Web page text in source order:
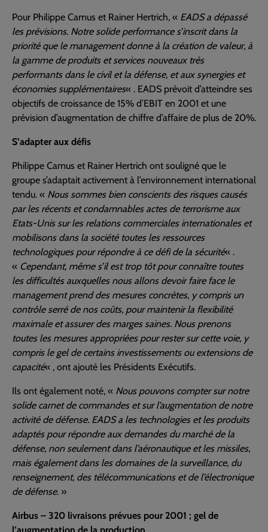
Pour Philippe Camus et Rainer Hertrich, « EADS a dépassé
les prévisions. Notre solide performance s’inscrit dans la
priorité que le management donne à la création de valeur, à
la gamme de produits et services nouveaux très
performants dans le civil et la défense, et aux synergies et
économies supplémentaires« . EADS prévoit d’atteindre ses
objectifs de croissance de 15% d’EBIT en 2001 et une
prévision d’augmentation de chiffre d’affaire de plus de 20%.
S’adapter aux défis
Philippe Camus et Rainer Hertrich ont souligné que le
groupe s’adaptait activement à l’environnement international
tendu. « Nous sommes bien conscients des risques causés
par les récents et condamnables actes de terrorisme aux
Etats-Unis sur les relations commerciales internationales et
mobilisons dans la société toutes les ressources
technologiques pour répondre à ce défi de la sécurité« .
« Cependant, même s’il est trop tôt pour connaître toutes
les difficultés auxquelles nous allons devoir faire face le
management prend des mesures concrètes, y compris un
contrôle serré de nos coûts, pour maintenir la flexibilité
maximale et assurer des marges saines. Nous prenons
toutes les mesures appropriées pour rester sur cette voie, y
compris le gel de certains investissements ou extensions de
capacité« , ont ajouté les Présidents Exécutifs.
Ils ont également noté, « Nous pouvons compter sur notre
solide carnet de commandes et sur l’augmentation de notre
activité de défense. EADS a les technologies et les produits
adaptés pour répondre aux demandes du marché de la
défense, non seulement dans l’aéronautique et les missiles,
mais également dans les domaines de la surveillance, du
renseignement, des télécommunications et de l’électronique
de défense. »
Airbus – 320 livraisons prévues pour 2001 ; gel de